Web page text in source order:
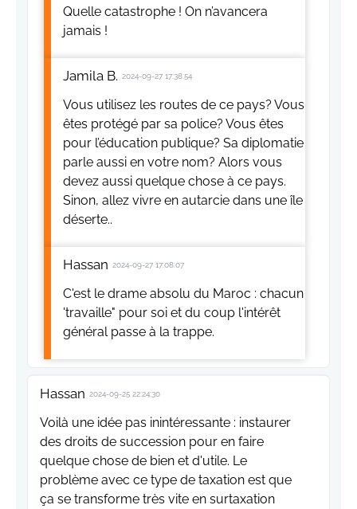
Quelle catastrophe ! On n’avancera
jamais !
Jamila B. 2024-09-27 17:38:54
Vous utilisez les routes de ce pays? Vous
êtes protégé par sa police? Vous êtes
pour l’éducation publique? Sa diplomatie
parle aussi en votre nom? Alors vous
devez aussi quelque chose à ce pays.
Sinon, allez vivre en autarcie dans une île
déserte..
Hassan 2024-09-27 17:08:07
C'est le drame absolu du Maroc : chacun
'travaille" pour soi et du coup l'intérêt
général passe à la trappe.
Hassan 2024-09-25 22:24:30
Voilà une idée pas inintéressante : instaurer
des droits de succession pour en faire
quelque chose de bien et d'utile. Le
problème avec ce type de taxation est que
ça se transforme très vite en surtaxation